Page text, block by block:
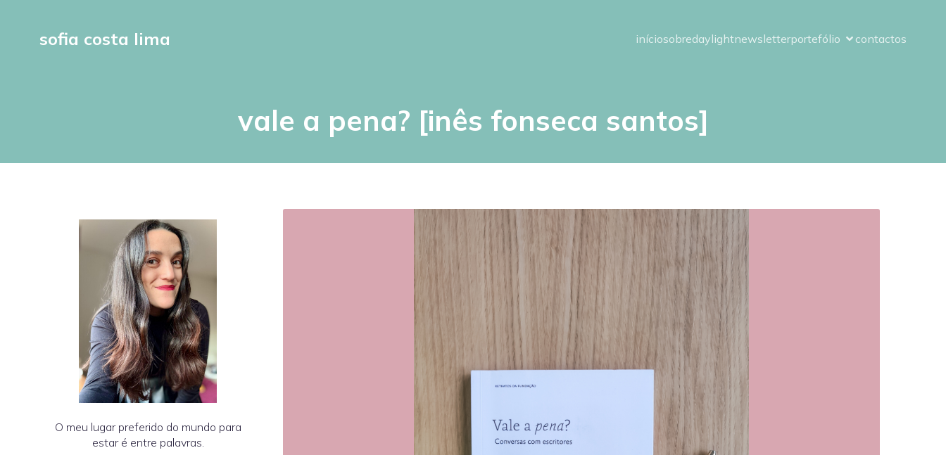
sofia costa lima iníciosobredaylightnewsletterportefólio contactos
vale a pena? [inês fonseca santos]
O meu lugar preferido do mundo para
estar é entre palavras.